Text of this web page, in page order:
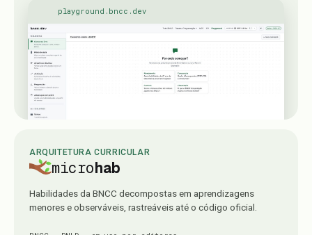
playground.bncc.dev
ARQUITETURA CURRICULAR
microhab
Habilidades da BNCC decompostas em aprendizagens
menores e observáveis, rastreáveis até o código oficial.